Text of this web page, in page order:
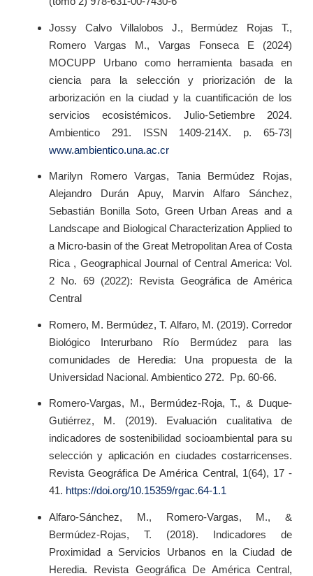
Jossy Calvo Villalobos J., Bermúdez Rojas T.,
Romero Vargas M., Vargas Fonseca E (2024)
MOCUPP Urbano como herramienta basada en
ciencia para la selección y priorización de la
arborización en la ciudad y la cuantificación de los
servicios ecosistémicos. Julio-Setiembre 2024.
Ambientico 291. ISSN 1409-214X. p. 65-73|
www.ambientico.una.ac.cr
Marilyn Romero Vargas, Tania Bermúdez Rojas,
Alejandro Durán Apuy, Marvin Alfaro Sánchez,
Sebastián Bonilla Soto, Green Urban Areas and a
Landscape and Biological Characterization Applied to
a Micro-basin of the Great Metropolitan Area of Costa
Rica , Geographical Journal of Central America: Vol.
2 No. 69 (2022): Revista Geográfica de América
Central
Romero, M. Bermúdez, T. Alfaro, M. (2019). Corredor
Biológico Interurbano Río Bermúdez para las
comunidades de Heredia: Una propuesta de la
Universidad Nacional. Ambientico 272. Pp. 60-66.
Romero-Vargas, M., Bermúdez-Roja, T., & Duque-
Gutiérrez, M. (2019). Evaluación cualitativa de
indicadores de sostenibilidad socioambiental para su
selección y aplicación en ciudades costarricenses.
Revista Geográfica De América Central, 1(64), 17 -
41. https://doi.org/10.15359/rgac.64-1.1
Alfaro-Sánchez, M., Romero-Vargas, M., &
Bermúdez-Rojas, T. (2018). Indicadores de
Proximidad a Servicios Urbanos en la Ciudad de
Heredia. Revista Geográfica De América Central,